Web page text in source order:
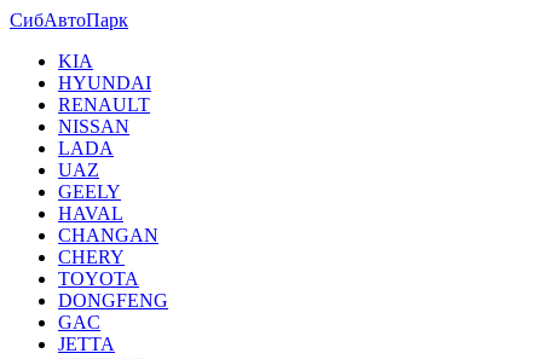
СибАвтоПарк
KIA
HYUNDAI
RENAULT
NISSAN
LADA
UAZ
GEELY
HAVAL
CHANGAN
CHERY
TOYOTA
DONGFENG
GAC
JETTA